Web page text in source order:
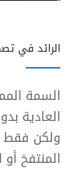
الرائد في
السمة
العادية
ولكن فقط
المنتفخ